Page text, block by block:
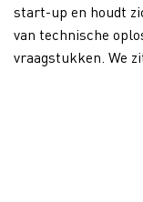
start-up en houdt
van technische
vraagstukken. We